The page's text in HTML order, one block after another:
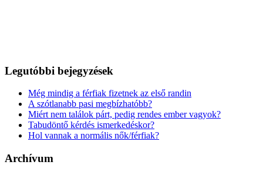
Legutóbbi bejegyzések
Még mindig a férfiak fizetnek az első randin
A szótlanabb pasi megbízhatóbb?
Miért nem találok párt, pedig rendes ember vagyok?
Tabudöntő kérdés ismerkedéskor?
Hol vannak a normális nők/férfiak?
Archívum